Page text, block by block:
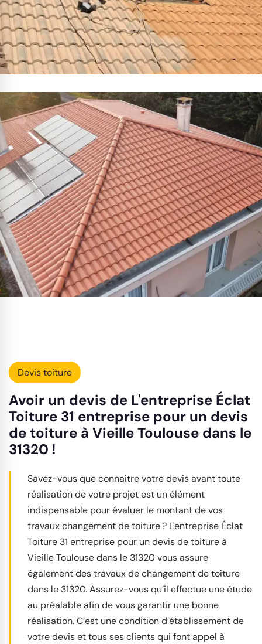
Devis toiture
Avoir un devis de L'entreprise Éclat
Toiture 31 entreprise pour un devis
de toiture à Vieille Toulouse dans le
31320 !
Savez-vous que connaitre votre devis avant toute
réalisation de votre projet est un élément
indispensable pour évaluer le montant de vos
travaux changement de toiture ? L'entreprise Éclat
Toiture 31 entreprise pour un devis de toiture à
Vieille Toulouse dans le 31320 vous assure
également des travaux de changement de toiture
dans le 31320. Assurez-vous qu’il effectue une étude
au préalable afin de vous garantir une bonne
réalisation. C’est une condition d’établissement de
votre devis et tous ses clients qui font appel à